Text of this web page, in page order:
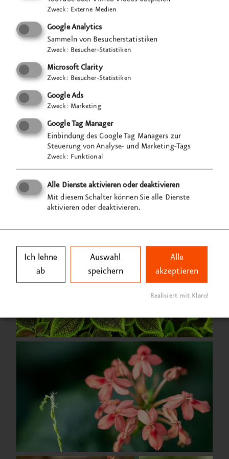
Zweck: Externe Medien
Google Analytics
Sammeln von Besucherstatistiken
Zweck: Besucher-Statistiken
Microsoft Clarity
Zweck: Besucher-Statistiken
Google Ads
Zweck: Marketing
Google Tag Manager
Einbindung des Google Tag Managers zur
Steuerung von Analyse- und Marketing-Tags
Zweck: Funktional
Alle Dienste aktivieren oder deaktivieren
Mit diesem Schalter können Sie alle Dienste
aktivieren oder deaktivieren.
Ich lehne
ab
Auswahl
speichern
Alle
akzeptieren
Realisiert mit Klaro!